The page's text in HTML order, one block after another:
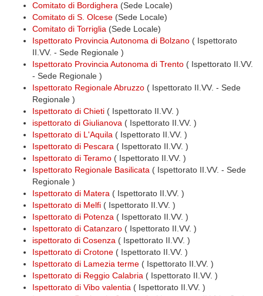
Comitato di Bordighera (Sede Locale)
Comitato di S. Olcese (Sede Locale)
Comitato di Torriglia (Sede Locale)
Ispettorato Provincia Autonoma di Bolzano ( Ispettorato
II.VV. - Sede Regionale )
Ispettorato Provincia Autonoma di Trento ( Ispettorato II.VV.
- Sede Regionale )
Ispettorato Regionale Abruzzo ( Ispettorato II.VV. - Sede
Regionale )
Ispettorato di Chieti ( Ispettorato II.VV. )
ispettorato di Giulianova ( Ispettorato II.VV. )
Ispettorato di L'Aquila ( Ispettorato II.VV. )
Ispettorato di Pescara ( Ispettorato II.VV. )
Ispettorato di Teramo ( Ispettorato II.VV. )
Ispettorato Regionale Basilicata ( Ispettorato II.VV. - Sede
Regionale )
Ispettorato di Matera ( Ispettorato II.VV. )
Ispettorato di Melfi ( Ispettorato II.VV. )
Ispettorato di Potenza ( Ispettorato II.VV. )
Ispettorato di Catanzaro ( Ispettorato II.VV. )
ispettorato di Cosenza ( Ispettorato II.VV. )
Ispettorato di Crotone ( Ispettorato II.VV. )
Ispettorato di Lamezia terme ( Ispettorato II.VV. )
Ispettorato di Reggio Calabria ( Ispettorato II.VV. )
Ispettorato di Vibo valentia ( Ispettorato II.VV. )